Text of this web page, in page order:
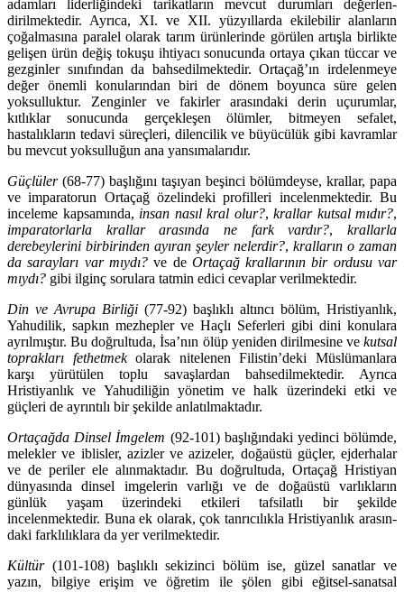
adamları liderliğindeki tarikatların mevcut durumları değerlen­
dirilmektedir. Ayrıca, XI. ve XII. yüzyıllarda ekilebilir alanların
çoğalmasına paralel olarak tarım ürünlerinde görülen artışla birlikte
gelişen ürün değiş tokuşu ihtiyacı sonucunda ortaya çıkan tüccar ve
gezginler sınıfından da bahsedilmektedir. Ortaçağ’ın irdelenmeye
değer önemli konu­larından biri de dönem boyunca süre gelen
yoksulluktur. Zenginler ve fakirler arasındaki derin uçurumlar,
kıtlıklar sonucunda gerçekleşen ölümler, bitmeyen sefalet,
hastalıkların tedavi süreç­leri, dilencilik ve büyücülük gibi kavramlar
bu mevcut yoksulluğun ana yansımalarıdır.
Güçlüler(68-77) başlığını taşıyan beşinci bölümdeyse, krallar, papa
ve imparatorun Ortaçağ özelindeki profilleri incelenmektedir. Bu
inceleme kapsamında, insan nasıl kral olur?, krallar kutsal mıdır?,
imparatorlarla krallar arasında ne fark vardır?,krallarla
derebeylerini birbirinden ayı­ran şeyler nelerdir?, kralların o zaman
da sarayları var mıydı?ve de Ortaçağ krallarının bir or­dusu var
mıydı? gibi ilginç sorulara tatmin edici cevaplar verilmektedir.
Din ve Avrupa Birliği (77-92) başlıklı altıncı bölüm, Hristiyanlık,
Yahudilik, sapkın mezhepler ve Haçlı Seferleri gibi dini konulara
ayrılmıştır. Bu doğrultuda, İsa’nın ölüp yeniden dirilmesine ve kutsal
toprakları fethetmekolarak nitelenen Filistin’deki Müslümanlara
karşı yürütülen toplu savaşlardan bahsedilmektedir. Ayrıca
Hristiyanlık ve Yahudiliğin yönetim ve halk üzerindeki etki ve
güçleri de ayrıntılı bir şekilde anlatılmaktadır.
Ortaçağda Dinsel İmgelem (92-101) başlığındaki yedinci bölümde,
melekler ve iblisler, azizler ve azizeler, doğaüstü güçler, ejderhalar
ve de periler ele alınmaktadır. Bu doğrultuda, Ortaçağ Hristiyan
dünyasında dinsel imgelerin varlığı ve de doğaüstü varlıkların
günlük yaşam üzerindeki etkileri tafsilatlı bir şekilde
incelenmektedir. Buna ek olarak, çok tanrıcılıkla Hristiyanlık arasın­
daki farklılıklara da yer verilmektedir.
Kültür(101-108) başlıklı sekizinci bölüm ise, güzel sanatlar ve
yazın, bilgiye erişim ve öğretim ile şölen gibi eğitsel-sanatsal